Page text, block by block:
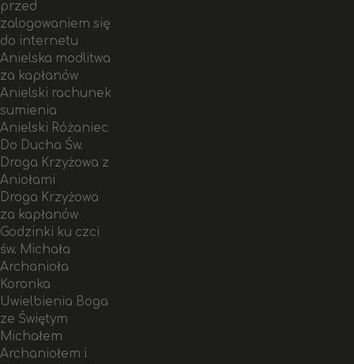
przed
zalogowaniem się
do internetu
Anielska modlitwa
za kapłanów
Anielski rachunek
sumienia
Anielski Różaniec
Do Ducha Św.
Droga Krzyżowa z
Aniołami
Droga Krzyżowa
za kapłanów
Godzinki ku czci
św. Michała
Archanioła
Koronka
Uwielbienia Boga
ze Świętym
Michałem
Archaniołem i